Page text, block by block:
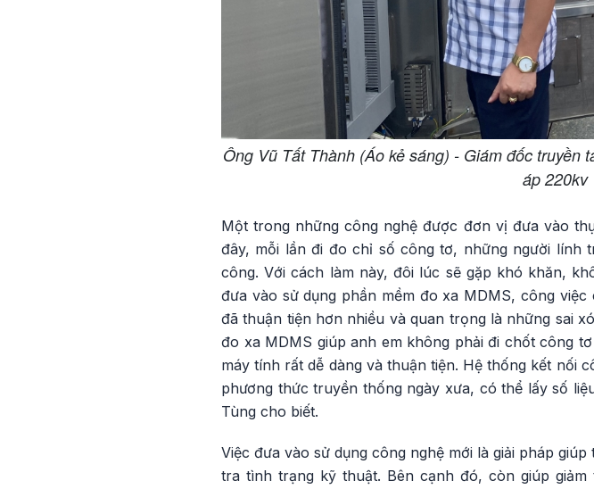
Ông Vũ Tất Thành (Áo kẻ sáng) - Giám đốc
áp 220kv
Một trong những công nghệ được đơn vị đưa vào
đây, mỗi lần đi đo chỉ số công tơ, những người lính
công. Với cách làm này, đôi lúc sẽ gặp khó khăn,
đưa vào sử dụng phần mềm đo xa MDMS, công
đã thuận tiện hơn nhiều và quan trọng là những sai
đo xa MDMS giúp anh em không phải đi chốt công
máy tính rất dễ dàng và thuận tiện. Hệ thống kết nối
phương thức truyền thống ngày xưa, có thể lấy số
Tùng cho biết.
Việc đưa vào sử dụng công nghệ mới là giải pháp
tra tình trạng kỹ thuật. Bên cạnh đó, còn giúp